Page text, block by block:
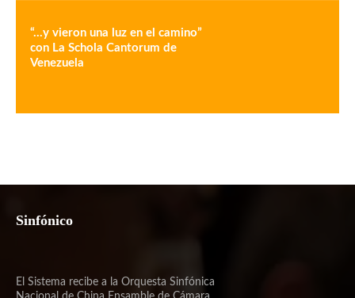
“…y vieron una luz en el camino”
con La Schola Cantorum de
Venezuela
Sinfónico
El Sistema recibe a la Orquesta Sinfónica